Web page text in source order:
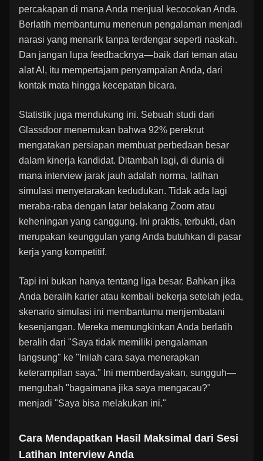
percakapan di mana Anda menjual kecocokan Anda.
Berlatih membantumu menenun pengalaman menjadi
narasi yang menarik tanpa terdengar seperti naskah.
Dan jangan lupa feedbacknya—baik dari teman atau
alat AI, itu mempertajam penyampaian Anda, dari
kontak mata hingga kecepatan bicara.
Statistik juga mendukung ini. Sebuah studi dari
Glassdoor menemukan bahwa 92% perekrut
mengatakan persiapan membuat perbedaan besar
dalam kinerja kandidat. Ditambah lagi, di dunia di
mana interview jarak jauh adalah norma, latihan
simulasi menyetarakan kedudukan. Tidak ada lagi
meraba-raba dengan latar belakang Zoom atau
keheningan yang canggung. Ini praktis, terbukti, dan
merupakan keunggulan yang Anda butuhkan di pasar
kerja yang kompetitif.
Tapi ini bukan hanya tentang liga besar. Bahkan jika
Anda beralih karier atau kembali bekerja setelah jeda,
skenario simulasi ini membantumu menjembatani
kesenjangan. Mereka memungkinkan Anda berlatih
beralih dari "Saya tidak memiliki pengalaman
langsung" ke "Inilah cara saya menerapkan
keterampilan saya." Ini memberdayakan, sungguh—
mengubah "bagaimana jika saya mengacau?"
menjadi "Saya bisa melakukan ini."
Cara Mendapatkan Hasil Maksimal dari Sesi
Latihan Interview Anda